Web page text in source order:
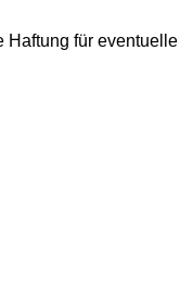
Haftung für eventuelle